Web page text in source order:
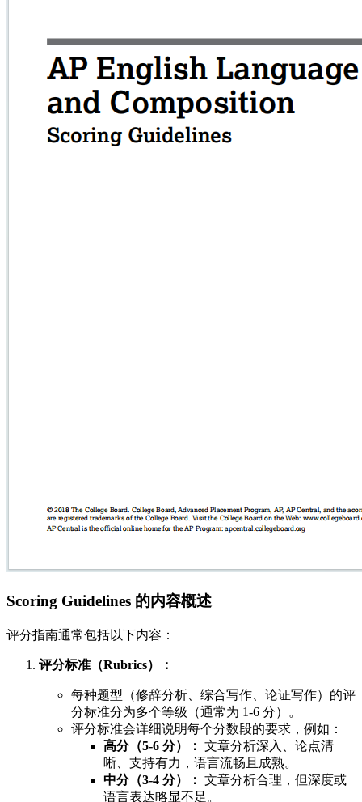
Scoring Guidelines 的内容概述
评分指南通常包括以下内容：
评分标准（Rubrics）：
每种题型（修辞分析、综合写作、论证写作）的评
分标准分为多个等级（通常为 1-6 分）。
评分标准会详细说明每个分数段的要求，例如：
高分（5-6 分）： 文章分析深入、论点清
晰、支持有力，语言流畅且成熟。
中分（3-4 分）： 文章分析合理，但深度或
语言表达略显不足。